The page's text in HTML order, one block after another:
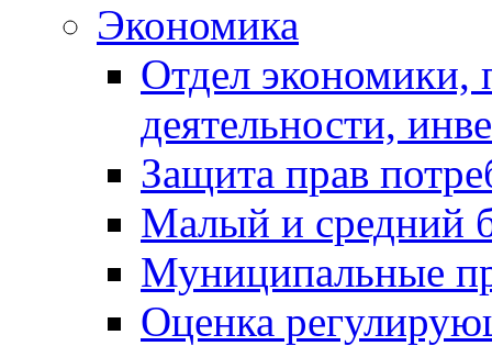
Экономика
Отдел экономики,
деятельности,
Защита прав
Малый и средний
Муниципальные
Оценка